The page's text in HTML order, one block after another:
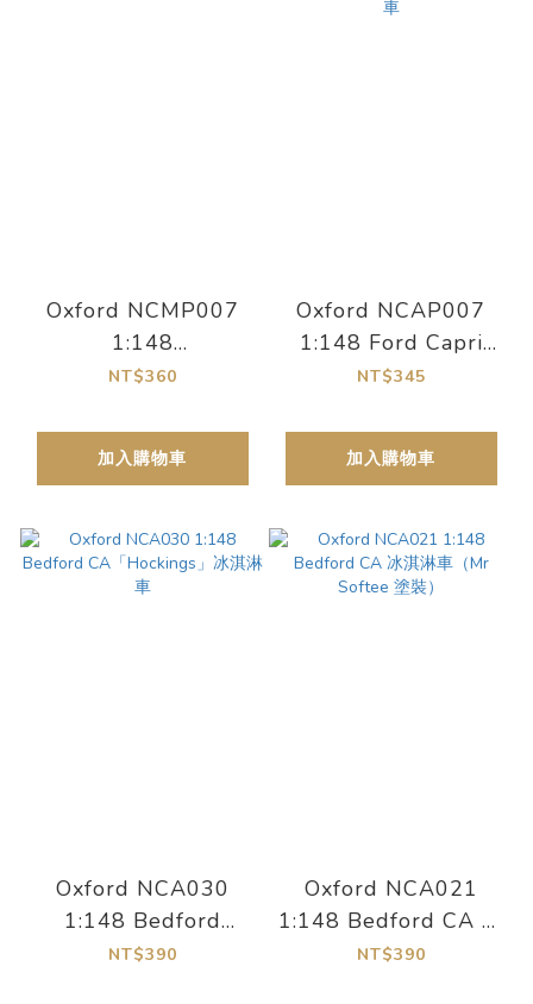
Oxford NCMP007
1:148
CMP「Southdown」
NT$360
加入購物車
Oxford NCAP007
1:148 Ford Capri
MkIII 默西賽德郡警察
NT$345
加入購物車
Oxford NCA030
1:148 Bedford
CA「Hockings」冰淇
NT$390
Oxford NCA021
1:148 Bedford CA 冰
淇淋車（Mr Softee
NT$390